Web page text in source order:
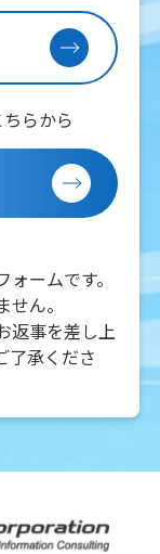
らから
ームです。
ん。
返事を差し上
了承くださ